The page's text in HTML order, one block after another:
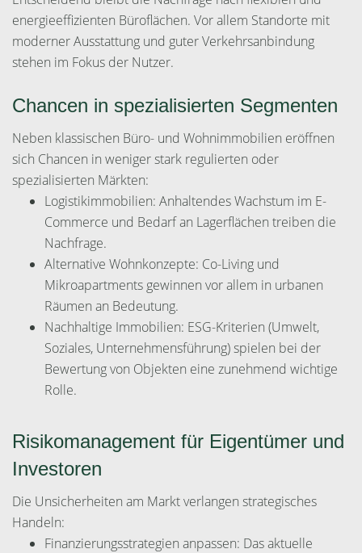
energieeffizienten Büroflächen. Vor allem Standorte mit
moderner Ausstattung und guter Verkehrsanbindung
stehen im Fokus der Nutzer.
Chancen in spezialisierten Segmenten
Neben klassischen Büro- und Wohnimmobilien eröffnen
sich Chancen in weniger stark regulierten oder
spezialisierten Märkten:
Logistikimmobilien: Anhaltendes Wachstum im E-
Commerce und Bedarf an Lagerflächen treiben die
Nachfrage.
Alternative Wohnkonzepte: Co-Living und
Mikroapartments gewinnen vor allem in urbanen
Räumen an Bedeutung.
Nachhaltige Immobilien: ESG-Kriterien (Umwelt,
Soziales, Unternehmensführung) spielen bei der
Bewertung von Objekten eine zunehmend wichtige
Rolle.
Risikomanagement für Eigentümer und
Investoren
Die Unsicherheiten am Markt verlangen strategisches
Handeln:
Finanzierungsstrategien anpassen: Das aktuelle